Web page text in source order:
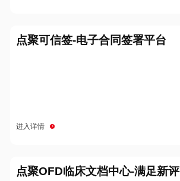
点聚可信签-电子合同签署平台
进入详情
点聚OFD临床文档中心-满足新评